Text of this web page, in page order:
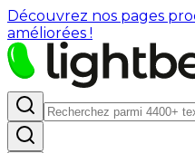
Découvrez nos pages
améliorées !